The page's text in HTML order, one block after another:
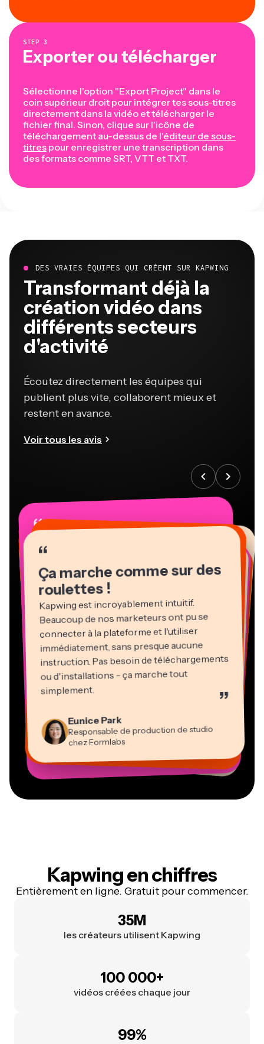
STEP 3
Exporter ou télécharger
Sélectionne l'option "Export Project" dans le
coin supérieur droit pour intégrer tes sous-titres
directement dans la vidéo et télécharger le
fichier final. Sinon, clique sur l'icône de
téléchargement au-dessus de l'éditeur de sous-
titres pour enregistrer une transcription dans
des formats comme SRT, VTT et TXT.
DES VRAIES ÉQUIPES QUI CRÉENT SUR KAPWING
Transformant déjà la
création vidéo dans
différents secteurs
d'activité
Écoutez directement les équipes qui
publient plus vite, collaborent mieux et
restent en avance.
Voir tous les avis
“
Ça marche comme sur des
roulettes !
Kapwing est incroyablement intuitif.
Beaucoup de nos marketeurs ont pu se
connecter à la plateforme et l'utiliser
immédiatement, sans presque aucune
instruction. Pas besoin de téléchargements
ou d'installations - ça marche tout
simplement. ”
Eunice Park
Responsable de production de studio
chez Formlabs
“
Vannesia Darby
PDG chez MOXIE Nashville
“
Grant Taleck
Co-Fondateur chez
AuthentIQMarketing.com
Associé gérant chez EPATHLON
“
Kerry-lee Farla
Youtubeur
Gracie Peng
Directeur de contenu
“
Martin James
Éditeur vidéo
Éducation
“
Consultant
“
Mitch Rawlings
Prestataire de services indépendant en information
“
Dina Segovia
Travailleur freelance virtuel
Kapwing en chiffres
Entièrement en ligne. Gratuit pour commencer.
35M
les créateurs utilisent Kapwing
100 000+
vidéos créées chaque jour
99%